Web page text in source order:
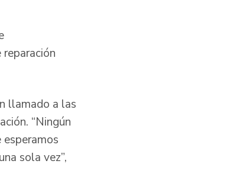
llamado a las
“Ningún
sola vez”,